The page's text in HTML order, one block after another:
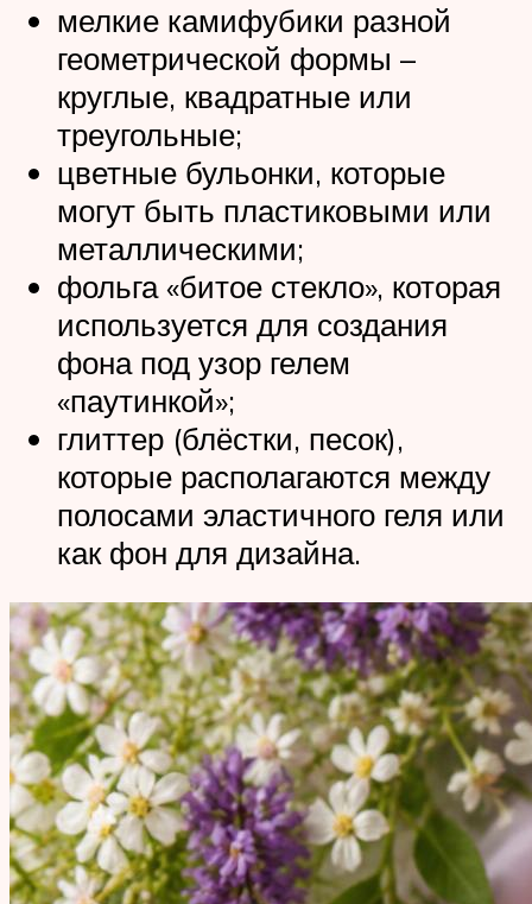
мелкие камифубики разной
геометрической формы –
круглые, квадратные или
треугольные;
цветные бульонки, которые
могут быть пластиковыми или
металлическими;
фольга «битое стекло», которая
используется для создания
фона под узор гелем
«паутинкой»;
глиттер (блёстки, песок),
которые располагаются между
полосами эластичного геля или
как фон для дизайна.